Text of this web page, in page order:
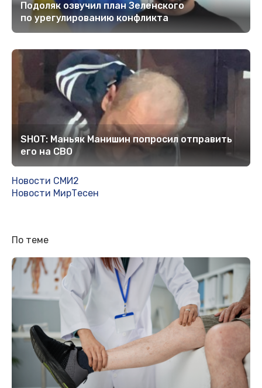
Подоляк озвучил план Зеленского
по урегулированию конфликта
SHOT: Маньяк Манишин попросил отправить
его на СВО
Новости СМИ2
Новости МирТесен
По теме